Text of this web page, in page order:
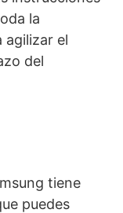
la
agilizar el
del
tiene
puedes